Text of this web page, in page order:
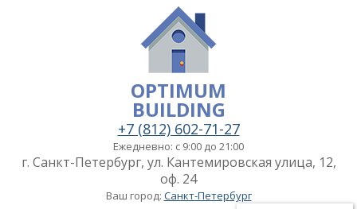
OPTIMUM
BUILDING
+7 (812) 602-71-27
Ежедневно: с 9:00 до 21:00
г. Санкт-Петербург, ул. Кантемировская улица, 12,
оф. 24
Ваш город: Санкт-Петербург